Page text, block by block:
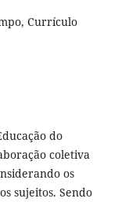
Currículo
do
coletiva
os
sujeitos. Sendo